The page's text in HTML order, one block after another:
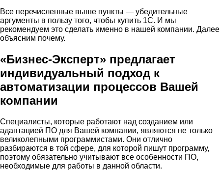
Все перечисленные выше пункты — убедительные
аргументы в пользу того, чтобы купить 1С. И мы
рекомендуем это сделать именно в нашей компании. Далее
объясним почему.
«Бизнес-Эксперт» предлагает
индивидуальный подход к
автоматизации процессов Вашей
компании
Специалисты, которые работают над созданием или
адаптацией ПО для Вашей компании, являются не только
великолепными программистами. Они отлично
разбираются в той сфере, для которой пишут программу,
поэтому обязательно учитывают все особенности ПО,
необходимые для работы в данной области.